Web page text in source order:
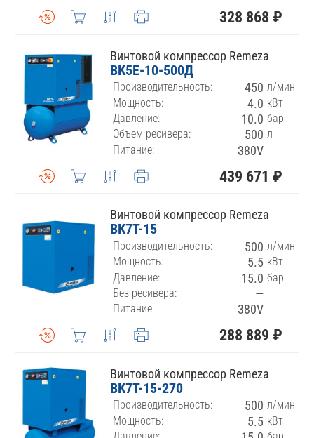
328 868 ₽
Винтовой компрессор Remeza
ВК5E-10-500Д
Производительность: 450 л/мин
Мощность:
4.0 кВт
Давление:
10.0 бар
Объем ресивера:
500 л
Питание:
380V
439 671 ₽
Винтовой компрессор Remeza
ВК7Т-15
Производительность: 500 л/мин
Мощность:
5.5 кВт
Давление:
15.0 бар
Без ресивера:
—
Питание: 380V
288 889 ₽
Винтовой компрессор Remeza
ВК7Т-15-270
Производительность: 500 л/мин
Мощность:
5.5 кВт